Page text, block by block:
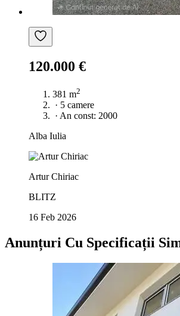
120.000 €
381 m2
· 5 camere
· An const: 2000
Alba Iulia
Artur Chiriac
BLITZ
16 Feb 2026
Anunțuri Cu Specificații